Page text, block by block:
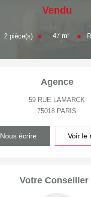
Vendu
2 pièce(s) 47 m²
Agence
59 RUE LAMARCK
75018 PARIS
Nous écrire Voir le
Votre Conseiller